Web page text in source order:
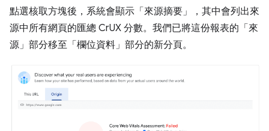
點選核取方塊後，系統會顯示「來源摘要」，其中會列出來
源中所有網頁的匯總 CrUX 分數。我們已將這份報表的「來
源」部分移至「欄位資料」部分的新分頁。